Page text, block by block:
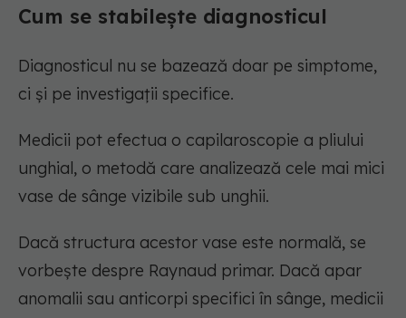
Cum se stabilește diagnosticul
Diagnosticul nu se bazează doar pe simptome,
ci și pe investigații specifice.
Medicii pot efectua o capilaroscopie a pliului
unghial, o metodă care analizează cele mai mici
vase de sânge vizibile sub unghii.
Dacă structura acestor vase este normală, se
vorbește despre Raynaud primar. Dacă apar
anomalii sau anticorpi specifici în sânge, medicii